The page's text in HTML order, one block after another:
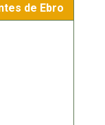
de Ebro